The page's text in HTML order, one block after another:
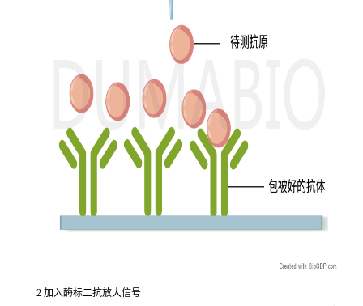
2 加入酶标二抗放大信号